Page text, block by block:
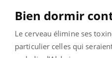
Bien dormir
Le cerveau élimine ses
particulier celles qui